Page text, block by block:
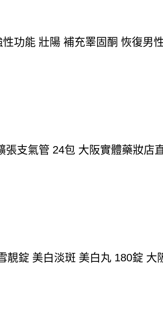
功能 壯陽 補充睪固酮 恢復男
張支氣管 24包 大阪實體藥妝店
靚錠 美白淡斑 美白丸 180錠 大